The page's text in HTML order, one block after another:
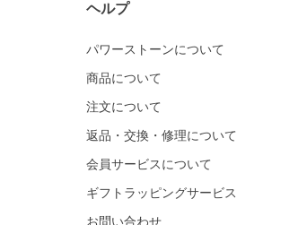
ヘルプ
パワーストーンについて
商品について
注文について
返品・交換・修理について
会員サービスについて
ギフトラッピングサービス
お問い合わせ